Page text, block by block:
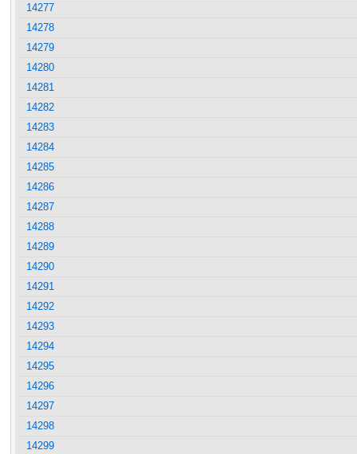
14277
14278
14279
14280
14281
14282
14283
14284
14285
14286
14287
14288
14289
14290
14291
14292
14293
14294
14295
14296
14297
14298
14299